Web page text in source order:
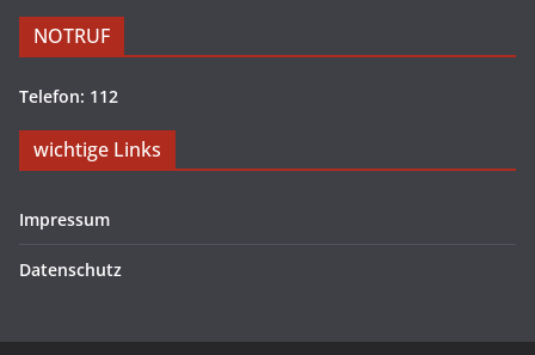
NOTRUF
Telefon: 112
wichtige Links
Impressum
Datenschutz